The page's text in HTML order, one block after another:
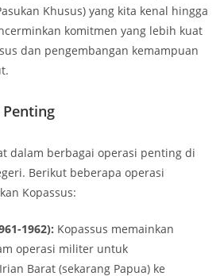
Khusus) yang kita kenal hingga
komitmen yang lebih kuat
dan pengembangan kemampuan
dalam berbagai operasi penting di
Berikut beberapa operasi
Kopassus:
1962): Kopassus memainkan
operasi militer untuk
Barat (sekarang Papua) ke